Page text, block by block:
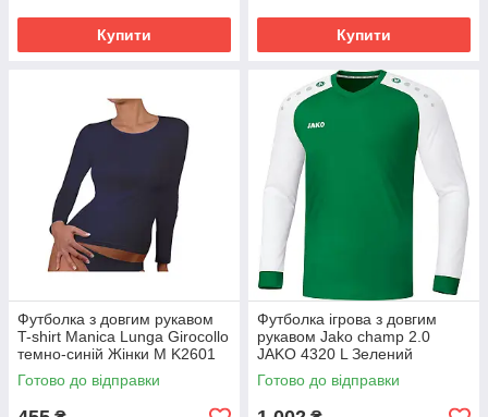
Купити Купити
Футболка з довгим рукавом
T-shirt Manica Lunga Girocollo
темно-синій Жінки M K2601
BluNavy
Готово до відправки
Футболка ігрова з довгим
рукавом Jako champ 2.0
JAKO 4320 L Зелений
(4059562344592) 4320-06
Готово до відправки